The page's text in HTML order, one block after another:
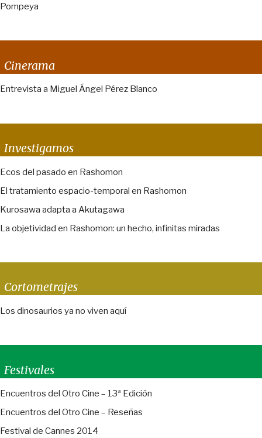
Pompeya
Cinerama
Entrevista a Miguel Ángel Pérez Blanco
Investigamos
Ecos del pasado en Rashomon
El tratamiento espacio-temporal en Rashomon
Kurosawa adapta a Akutagawa
La objetividad en Rashomon: un hecho, infinitas miradas
Cortometrajes
Los dinosaurios ya no viven aquí
Festivales
Encuentros del Otro Cine – 13ª Edición
Encuentros del Otro Cine – Reseñas
Festival de Cannes 2014